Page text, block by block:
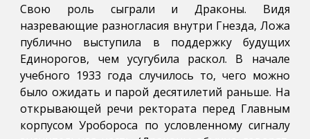
Свою роль сыграли и Драконы. Видя
назревающие разногласия внутри Гнезда, Ложа
публично выступила в поддержку будущих
Единорогов, чем усугубила раскол. В начале
учебного 1933 года случилось то, чего можно
было ожидать и парой десятилетий раньше. На
открывающей речи ректората перед Главным
корпусом Уробороса по условленному сигналу